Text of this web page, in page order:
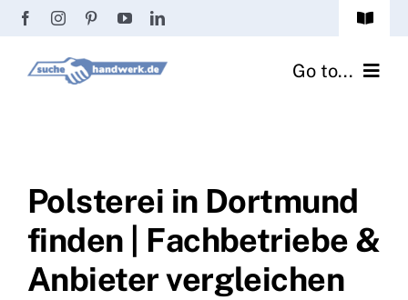
Zum
springen
Toggle
Passwort vergessen? Go to...
Handwerker Ratgeber
Wir über uns
Polsterei in Dortmund
finden | Fachbetriebe &
Anbieter vergleichen